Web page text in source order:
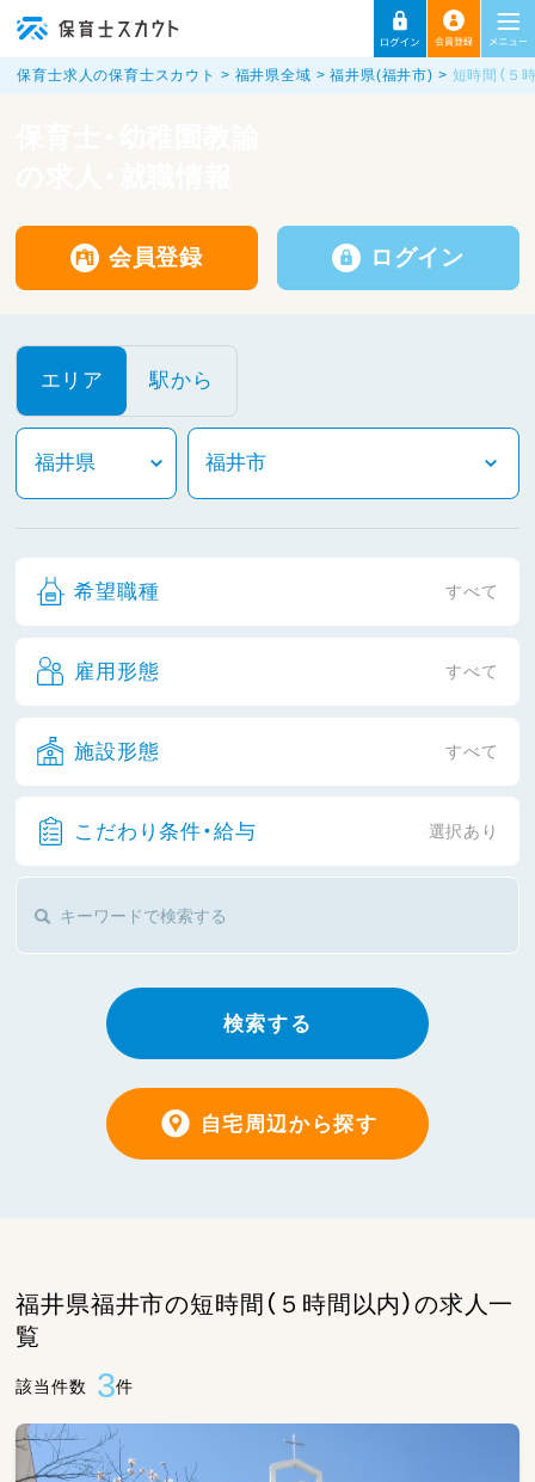
保育士求人の保育士スカウト 福井県全域 福井県(福井市) 短時間（５
会員登録 ログイン
エリア 駅から
希望職種 すべて
雇用形態 すべて
施設形態 すべて
こだわり条件・給与 選択あり
検索する
自宅周辺から探す
福井県福井市の短時間（５時間以内）の求人一
覧
該当件数 3件